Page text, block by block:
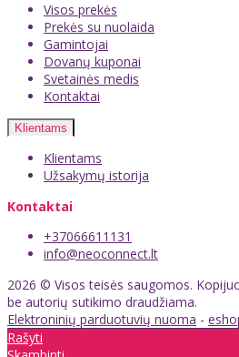
Visos prekės
Prekės su nuolaida
Gamintojai
Dovanų kuponai
Svetainės medis
Kontaktai
Klientams
Klientams
Užsakymų istorija
Kontaktai
+37066611131
info@neoconnect.lt
2026 © Visos teisės saugomos.
be autorių sutikimo draudžiama.
Elektroninių parduotuvių nuoma -
Rašyti